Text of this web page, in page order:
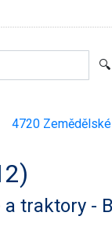
4720
traktory -